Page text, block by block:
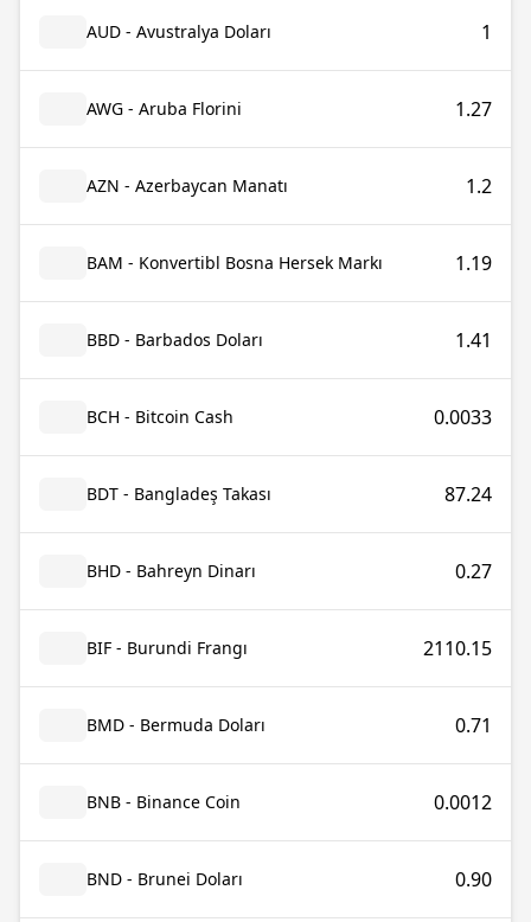
AUD - Avustralya Doları 1
AWG - Aruba Florini 1.27
AZN - Azerbaycan Manatı 1.2
BAM - Konvertibl Bosna Hersek Markı 1.19
BBD - Barbados Doları 1.41
BCH - Bitcoin Cash 0.0033
BDT - Bangladeş Takası 87.24
BHD - Bahreyn Dinarı 0.27
BIF - Burundi Frangı 2110.15
BMD - Bermuda Doları 0.71
BNB - Binance Coin 0.0012
BND - Brunei Doları 0.90